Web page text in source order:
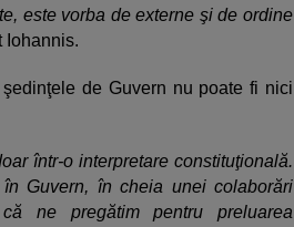
este vorba de externe şi de ordine
Iohannis.
de Guvern nu poate fi nici
într-o interpretare constituţională.
Guvern, în cheia unei colaborări
ne pregătim pentru preluarea